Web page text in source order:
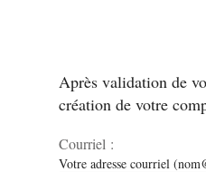
Après validation de
création de votre
Courriel :
Votre adresse courriel